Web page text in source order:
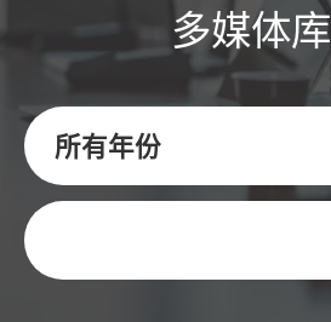
多媒体库
所有年份
关键字